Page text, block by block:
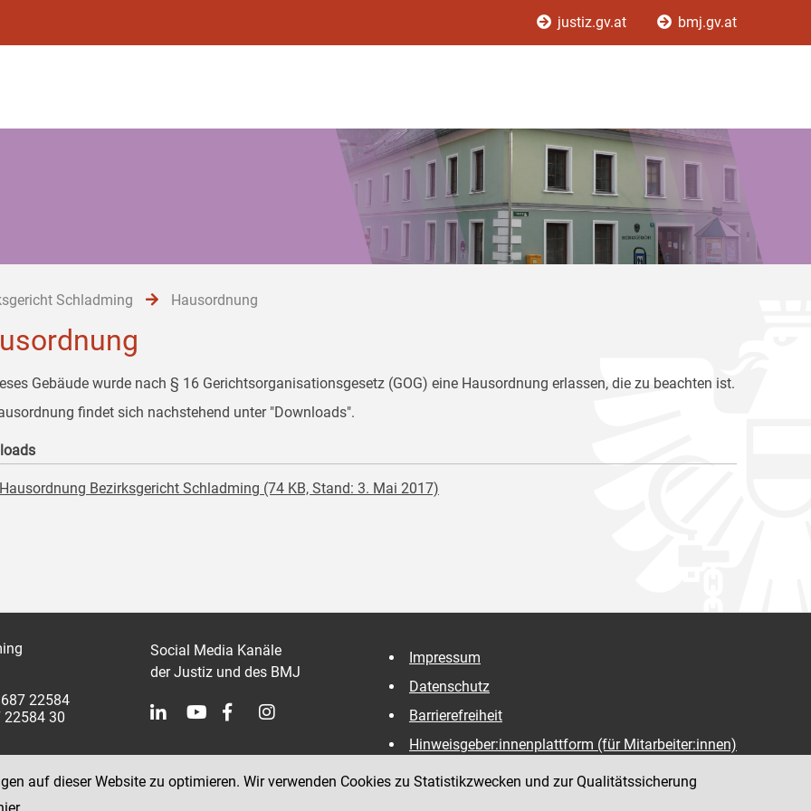
justiz.gv.at bmj.gv.at
Schladming Hausordnung
Gebäude wurde nach § 16 Gerichtsorganisationsgesetz (GOG) eine Hausordnung erlassen, die zu beachten ist.
findet sich nachstehend unter "Downloads".
Hausordnung Bezirksgericht Schladming (74 KB, Stand: 3. Mai 2017)
22584
22584 30
Social Media Kanäle
der Justiz und des BMJ
Impressum
Datenschutz
Barrierefreiheit
Hinweisgeber:innenplattform (für Mitarbeiter:innen)
auf dieser Website zu optimieren. Wir verwenden Cookies zu Statistikzwecken und zur Qualitätssicherung